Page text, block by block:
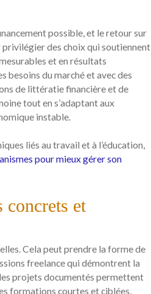
possible, et le retour sur
des choix qui soutiennent
et en résultats
besoins du marché et avec des
de littératie financière et de
tout en s’adaptant aux
instable.
liés au travail et à l’éducation,
pour mieux gérer son
concrets et
Cela peut prendre la forme de
freelance qui démontrent la
projets documentés permettent
formations courtes et ciblées,